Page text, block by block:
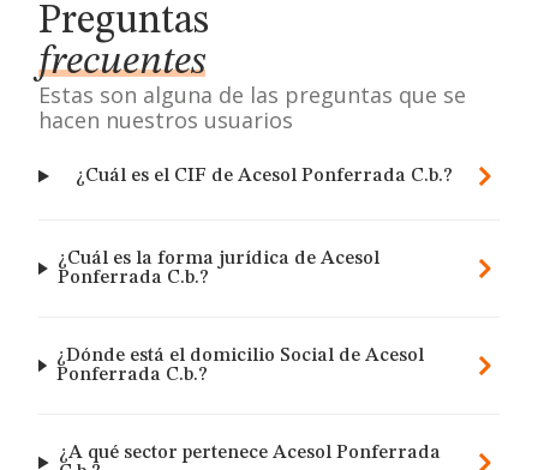
Preguntas
frecuentes
Estas son alguna de las preguntas que se
hacen nuestros usuarios
¿Cuál es el CIF de Acesol Ponferrada C.b.?
¿Cuál es la forma jurídica de Acesol
Ponferrada C.b.?
¿Dónde está el domicilio Social de Acesol
Ponferrada C.b.?
¿A qué sector pertenece Acesol Ponferrada